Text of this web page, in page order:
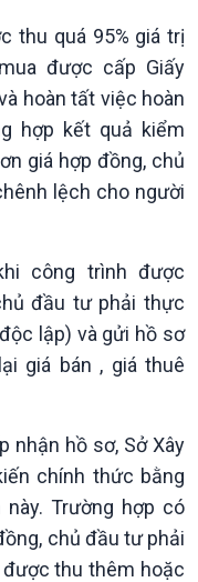
nghiệp & Biển đảo
nghiệp & Biển
vàng
biển, đảo Việt
thu quá 95% giá trị
được cấp Giấy
hoàn tất việc hoàn
hợp kết quả kiểm
giá hợp đồng, chủ
lệch cho người
công trình được
đầu tư phải thực
lập) và gửi hồ sơ
giá bán , giá thuê
nhận hồ sơ, Sở Xây
chính thức bằng
Trường hợp có
chủ đầu tư phải
thu thêm hoặc